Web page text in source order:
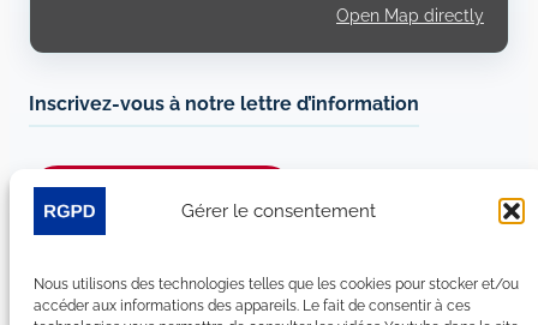
Gérer le consentement
Nous utilisons des technologies telles que les cookies pour stocker et/ou
accéder aux informations des appareils. Le fait de consentir à ces
Open Map directly
Inscrivez-vous à notre lettre d’information